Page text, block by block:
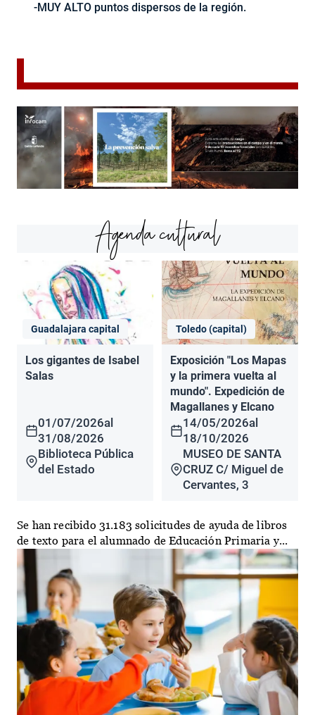
-MUY ALTO puntos dispersos de la región.
Agenda cultural
Guadalajara capital
Los gigantes de Isabel
Salas
01/07/2026al
31/08/2026
Biblioteca Pública
del Estado
Toledo (capital)
Exposición "Los Mapas
y la primera vuelta al
mundo". Expedición de
Magallanes y Elcano
14/05/2026al
18/10/2026
MUSEO DE SANTA
CRUZ C/ Miguel de
Cervantes, 3
Se han recibido 31.183 solicitudes de ayuda de libros
de texto para el alumnado de Educación Primaria y...